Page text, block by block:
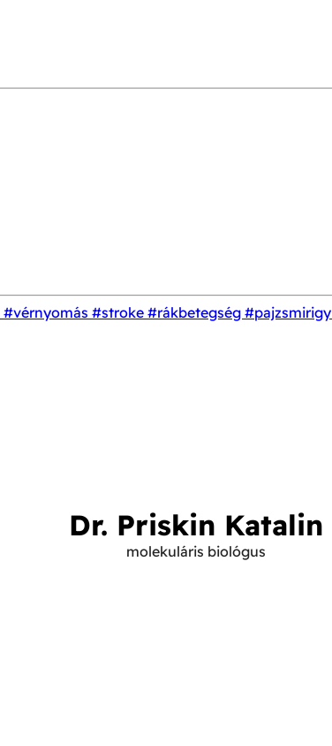
#vérnyomás #stroke #rákbetegség #pajzsmirigy
Dr. Priskin Katalin
molekuláris biológus